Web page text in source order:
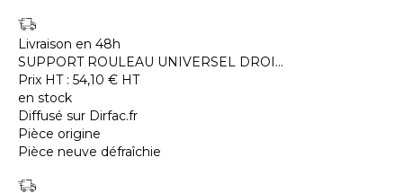
Livraison en 48h
SUPPORT ROULEAU UNIVERSEL DROI...
Prix HT : 54,10 € HT
en stock
Diffusé sur Dirfac.fr
Pièce origine
Pièce neuve défraîchie